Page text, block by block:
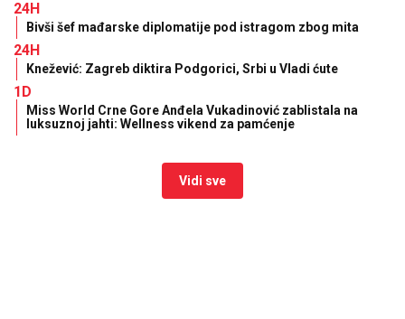
24H
Bivši šef mađarske diplomatije pod istragom zbog mita
24H
Knežević: Zagreb diktira Podgorici, Srbi u Vladi ćute
1D
Miss World Crne Gore Anđela Vukadinović zablistala na
luksuznoj jahti: Wellness vikend za pamćenje
Vidi sve